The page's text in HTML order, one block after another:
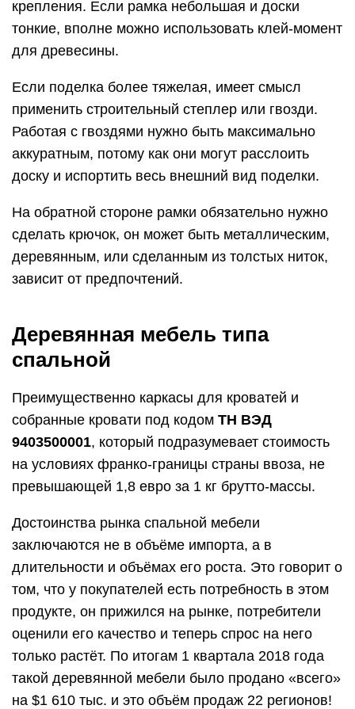
крепления. Если рамка небольшая и доски
тонкие, вполне можно использовать клей-момент
для древесины.
Если поделка более тяжелая, имеет смысл
применить строительный степлер или гвозди.
Работая с гвоздями нужно быть максимально
аккуратным, потому как они могут расслоить
доску и испортить весь внешний вид поделки.
На обратной стороне рамки обязательно нужно
сделать крючок, он может быть металлическим,
деревянным, или сделанным из толстых ниток,
зависит от предпочтений.
Деревянная мебель типа
спальной
Преимущественно каркасы для кроватей и
собранные кровати под кодом ТН ВЭД
9403500001, который подразумевает стоимость
на условиях франко-границы страны ввоза, не
превышающей 1,8 евро за 1 кг брутто-массы.
Достоинства рынка спальной мебели
заключаются не в объёме импорта, а в
длительности и объёмах его роста. Это говорит о
том, что у покупателей есть потребность в этом
продукте, он прижился на рынке, потребители
оценили его качество и теперь спрос на него
только растёт. По итогам 1 квартала 2018 года
такой деревянной мебели было продано «всего»
на $1 610 тыс. и это объём продаж 22 регионов!